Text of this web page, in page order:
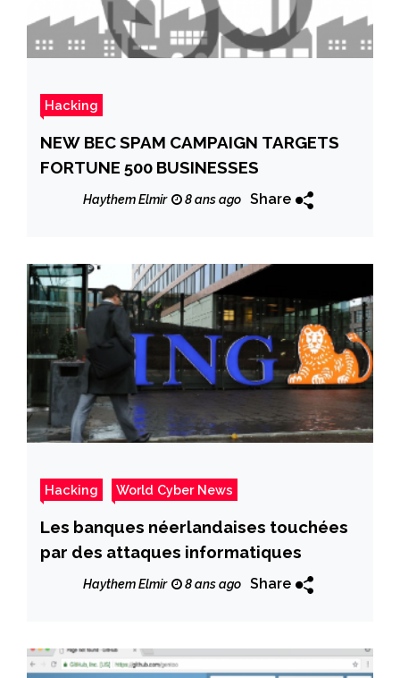
Hacking
NEW BEC SPAM CAMPAIGN TARGETS
FORTUNE 500 BUSINESSES
Haythem Elmir 8 ans ago Share
Hacking World Cyber News
Les banques néerlandaises touchées
par des attaques informatiques
Haythem Elmir 8 ans ago Share